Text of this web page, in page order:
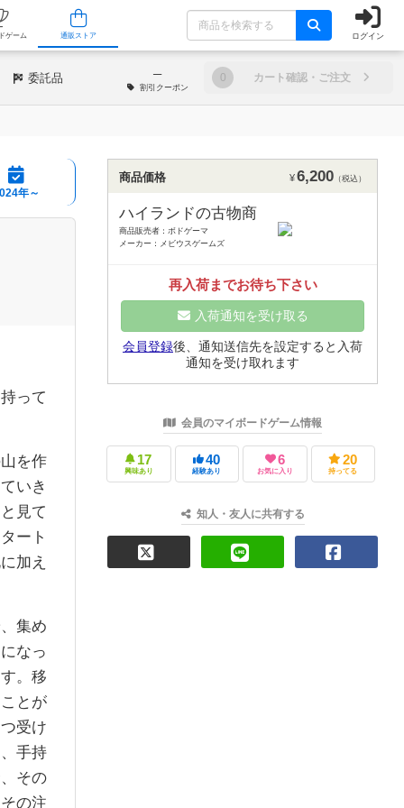
舗 人気ボードゲーム 通販ストア ログイン
委託品 ─
割引 クーポン
0 カート確認・ご注文
年～
って
を作
いき
見て
ート
加え
集め
なっ
。移
とが
受け
手持
その
の注
商品価格 ¥6,200 （税込）
ハイランドの古物商
商品販売者：ボドゲーマ
メーカー：メビウスゲームズ
再入荷までお待ち下さい
入荷通知を受け取る
会員登録後、通知送信先を設定すると入荷
通知を受け取れます
会員のマイボードゲーム情報
17
興味あり
40
経験あり
6
お気に入り
20
持ってる
知人・友人に共有する